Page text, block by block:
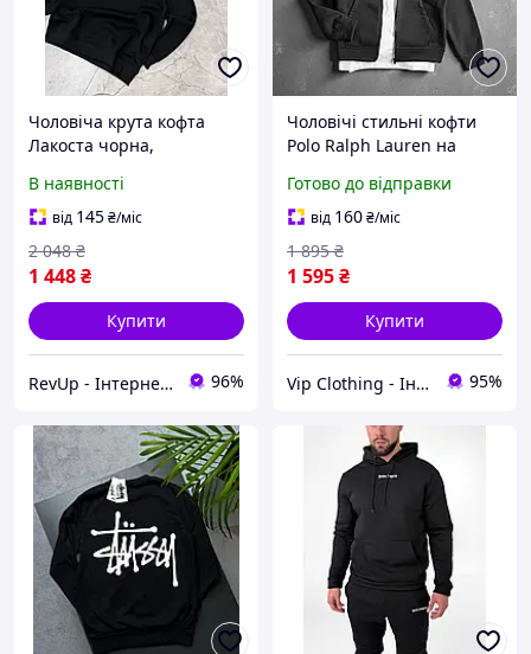
Чоловіча крута кофта
Лакоста чорна,
толстовка на блискавці
Lacoste Батник на весну
та осінь спортивний
В наявності
від 145₴/міс
1 448₴
2 048 ₴
Купити
RevUp - Інтернет магазин стильних товарів 96%
Чоловічі стильні кофти
Polo Ralph Lauren на
Поло Ральф Лорен на
блискавці, Графітова
кофта гарної якості
Готово до відправки
від 160₴/міс
1 595₴
1 895 ₴
Купити
Vip Clothing - Інтернет магазин брендового одягу 95%